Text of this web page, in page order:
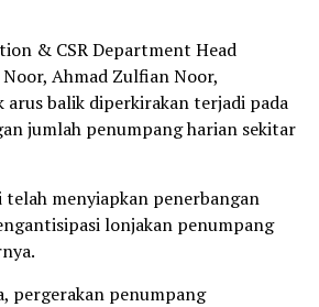
& CSR Department Head
Ahmad Zulfian Noor,
arus balik diperkirakan terjadi pada
jumlah penumpang harian sekitar
telah menyiapkan penerbangan
lonjakan penumpang
pergerakan penumpang